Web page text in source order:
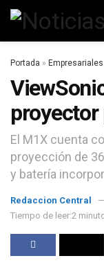
Portada » Empresariales
proyector
El M1X cuenta
proyección de
y batería
Redaccion Central
Tiempo de leer:2